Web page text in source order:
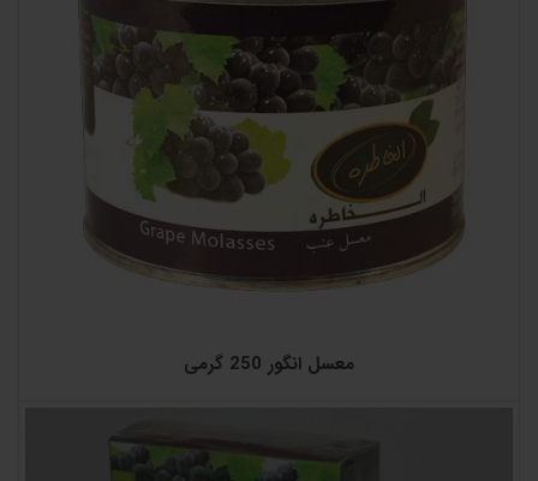
معسل انگور 250 گرمی